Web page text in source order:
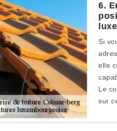
6.
Si
elle
Le
sur